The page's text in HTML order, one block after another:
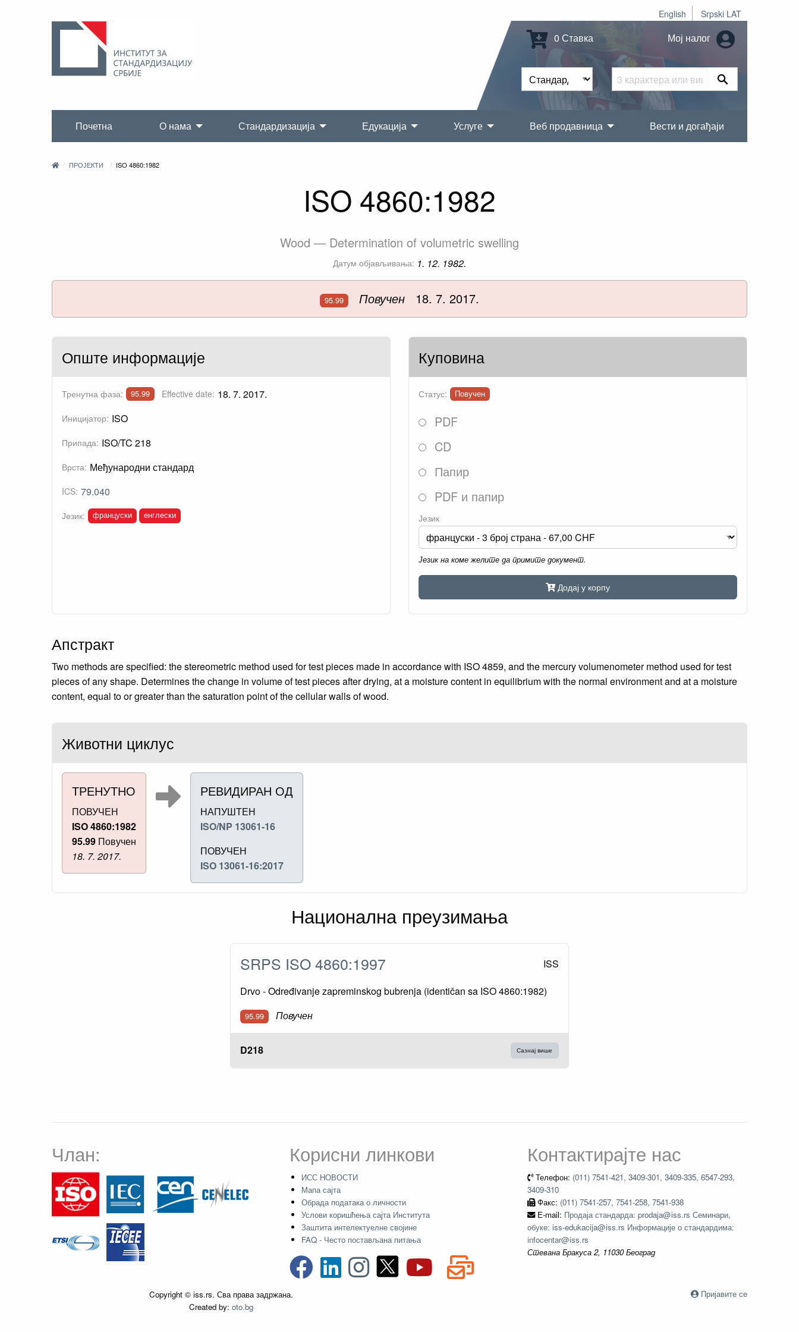
English Srpski LAT
0 Ставка Мој налог
Почетна О нама Стандардизација Едукација Услуге Веб продавница Вести и догађаји
ПРОЈЕКТИ ISO 4860:1982
ISO 4860:1982
Wood — Determination of volumetric swelling
Датум објављивања: 1. 12. 1982.
95.99 Повучен 18. 7. 2017.
Опште информације
Тренутна фаза: 95.99 Effective date: 18. 7. 2017.
Иницијатор: ISO
Припада: ISO/TC 218
Врста: Међународни стандард
ICS: 79.040
Језик: француски енглески
Куповина
Статус: Повучен
PDF
CD
Папир
PDF и папир
Језик
Језик на коме желите да примите документ.
Додај у корпу
Апстракт
Two methods are specified: the stereometric method used for test pieces made in accordance with ISO 4859, and the mercury volumenometer method used for test
pieces of any shape. Determines the change in volume of test pieces after drying, at a moisture content in equilibrium with the normal environment and at a moisture
content, equal to or greater than the saturation point of the cellular walls of wood.
Животни циклус
ТРЕНУТНО
ПОВУЧЕН
ISO 4860:1982
95.99 Повучен
18. 7. 2017.
РЕВИДИРАН ОД
НАПУШТЕН
ISO/NP 13061-16
ПОВУЧЕН
ISO 13061-16:2017
Национална преузимања
SRPS ISO 4860:1997 ISS
Drvo - Određivanje zapreminskog bubrenja (identičan sa ISO 4860:1982)
95.99 Повучен
D218 Сазнај више
Члан: Корисни линкови
ИСС НОВОСТИ
Мапа сајта
Обрада података о личности
Услови коришћења сајта Института
Заштита интелектуелне својине
FAQ - Често постављана питања
Контактирајте нас
Телефон: (011) 7541-421, 3409-301, 3409-335, 6547-293,
3409-310
Факс: (011) 7541-257, 7541-258, 7541-938
E-mail: Продаја стандарда: prodaja@iss.rs Семинари,
обуке: iss-edukacija@iss.rs Информације о стандардима:
infocentar@iss.rs
Стевана Бракуса 2, 11030 Београд
Copyright © iss.rs. Сва права задржана.
Created by: oto.bg
Пријавите се